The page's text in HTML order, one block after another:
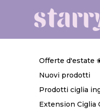
Offerte d'estate
Nuovi prodotti
Prodotti ciglia
Extension Ciglia